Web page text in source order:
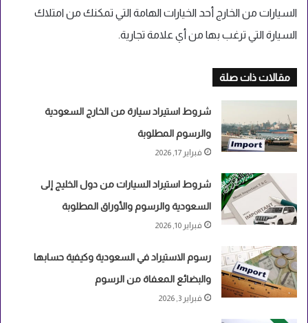
السيارات من الخارج أحد الخيارات الهامة التي تمكنك من امتلاك
السيارة التي ترغب بها من أي علامة تجارية.
مقالات ذات صلة
شروط استيراد سيارة من الخارج السعودية
والرسوم المطلوبة
فبراير 17, 2026
شروط استيراد السيارات من دول الخليج إلى
السعودية والرسوم والأوراق المطلوبة
فبراير 10, 2026
رسوم الاستيراد في السعودية وكيفية حسابها
والبضائع المعفاة من الرسوم
فبراير 3, 2026